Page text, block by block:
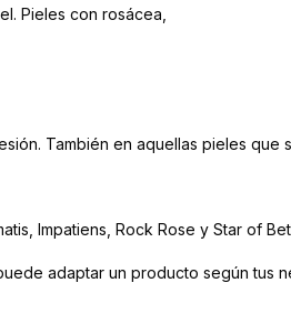
Pieles con rosácea,
También en aquellas pieles
Impatiens, Rock Rose y Star of
adaptar un producto según tus